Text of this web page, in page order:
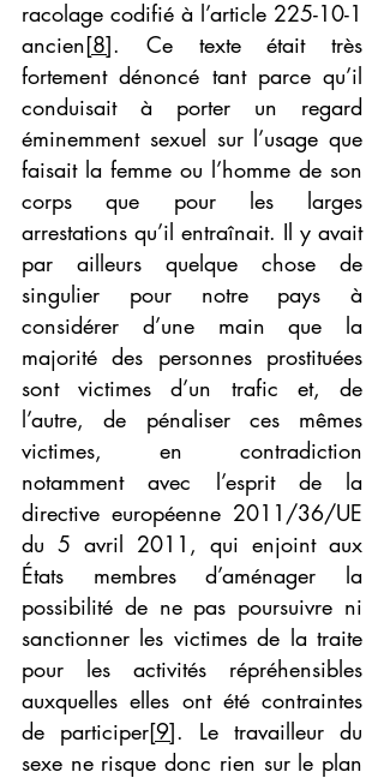
racolage codifié à l’article 225-10-1
ancien[8]. Ce texte était très
fortement dénoncé tant parce qu’il
conduisait à porter un regard
éminemment sexuel sur l’usage que
faisait la femme ou l’homme de son
corps que pour les larges
arrestations qu’il entraînait. Il y avait
par ailleurs quelque chose de
singulier pour notre pays à
considérer d’une main que la
majorité des personnes prostituées
sont victimes d’un trafic et, de
l’autre, de pénaliser ces mêmes
victimes, en contradiction
notamment avec l’esprit de la
directive européenne 2011/36/UE
du 5 avril 2011, qui enjoint aux
États membres d’aménager la
possibilité de ne pas poursuivre ni
sanctionner les victimes de la traite
pour les activités répréhensibles
auxquelles elles ont été contraintes
de participer[9]. Le travailleur du
sexe ne risque donc rien sur le plan